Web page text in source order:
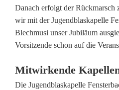
t
b
e
g
e
Danach erfolgt der Rückmarsch
wir mit der Jugendblaskapelle
Blechmusi unser Jubiläum
Vorsitzende schon auf die
Mitwirkende
Die Jugendblaskapelle